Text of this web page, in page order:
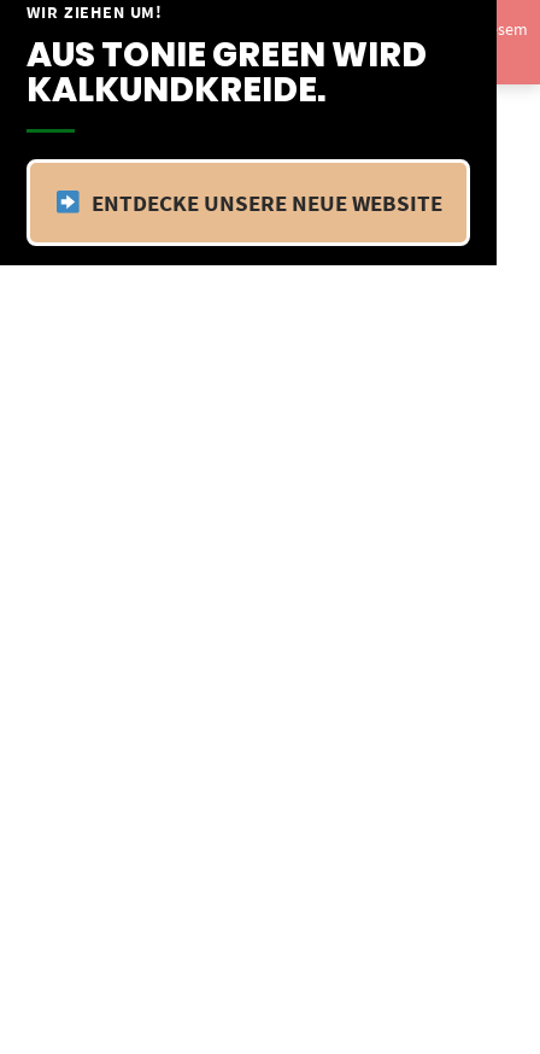
WIR ZIEHEN UM!
AUS TONIE GREEN WIRD
KALKUNDKREIDE.
ENTDECKE UNSERE NEUE WEBSITE
Springe
Inhalt
Vom 09.04.25 - 20.04.25 befinden wir uns im Betriebsurlaub. In diesem
Zeitraum findet kein Versand statt.Ausblenden